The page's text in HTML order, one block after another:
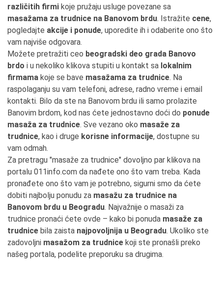
različitih firmi koje pružaju usluge povezane sa
masažama za trudnice na Banovom brdu. Istražite cene,
pogledajte akcije i ponude, uporedite ih i odaberite ono što
vam najviše odgovara.
Možete pretražiti ceo beogradski deo grada Banovo
brdo i u nekoliko klikova stupiti u kontakt sa lokalnim
firmama koje se bave masažama za trudnice. Na
raspolaganju su vam telefoni, adrese, radno vreme i email
kontakti. Bilo da ste na Banovom brdu ili samo prolazite
Banovim brdom, kod nas ćete jednostavno doći do ponude
masaža za trudnice. Sve vezano oko masaže za
trudnice, kao i druge korisne informacije, dostupne su
vam odmah.
Za pretragu "masaže za trudnice" dovoljno par klikova na
portalu 011info.com da nađete ono što vam treba. Kada
pronađete ono što vam je potrebno, sigurni smo da ćete
dobiti najbolju ponudu za masažu za trudnice na
Banovom brdu u Beogradu. Najvažnije o masaži za
trudnice pronaći ćete ovde – kako bi ponuda masaže za
trudnice bila zaista najpovoljnija u Beogradu. Ukoliko ste
zadovoljni masažom za trudnice koji ste pronašli preko
našeg portala, podelite preporuku sa drugima.